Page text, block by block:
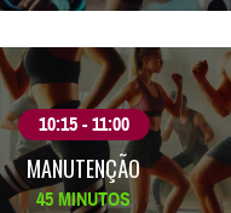
10:15 - 11:00
MANUTENÇÃO
45 MINUTOS